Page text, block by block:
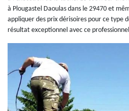
à Plougastel Daoulas dans le 29470 et
appliquer des prix dérisoires pour ce type
résultat exceptionnel avec ce